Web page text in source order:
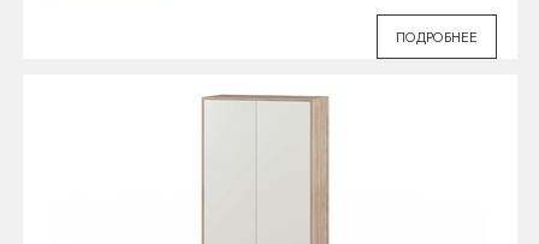
ПОДРОБНЕЕ